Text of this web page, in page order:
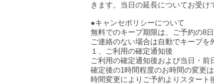
きます。当日の延長についてお受け
●キャンセポリシーについて
無料でのキープ期限は、ご予約の8
ご連絡のない場合は自動でキープを
１、ご利用の確定通知後
ご利用の確定通知後および当日・前
確定後の1時間程度のお時間の変更
時間変更によりご予約よりスタート